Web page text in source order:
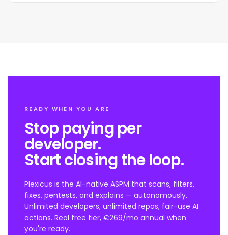
READY WHEN YOU ARE
Stop paying per
developer.
Start closing the loop.
Plexicus is the AI-native ASPM that scans, filters,
fixes, pentests, and explains — autonomously.
Unlimited developers, unlimited repos, fair-use AI
actions. Real free tier, €269/mo annual when
you're ready.